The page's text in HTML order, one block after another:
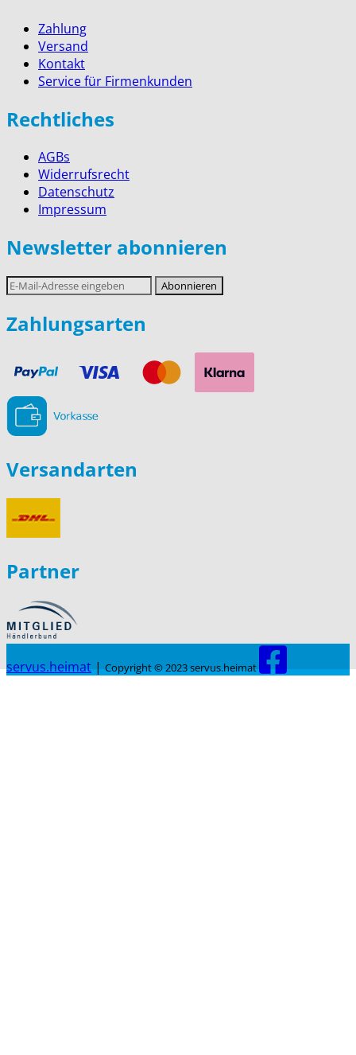
Zahlung
Versand
Kontakt
Service für Firmenkunden
Rechtliches
AGBs
Widerrufsrecht
Datenschutz
Impressum
Newsletter abonnieren
E-
Mail-
Adresse
Abonnieren
Zahlungsarten
Versandarten
Partner
servus.heimat | Copyright © 2023 servus.heimat